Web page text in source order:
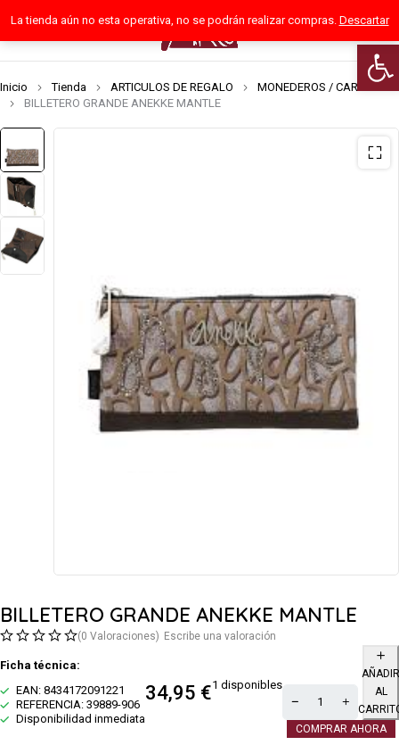
La tienda aún no esta operativa, no se podrán realizar compras. Descartar
0
Inicio Tienda ARTICULOS DE REGALO
MONEDEROS / CARTERAS
BILLETERO GRANDE ANEKKE MANTLE
BILLETERO GRANDE ANEKKE MANTLE
(0 Valoraciones) Escribe una valoración
Ficha técnica:
EAN: 8434172091221
REFERENCIA: 39889-906
Disponibilidad inmediata
34,95 €1 disponibles
AÑADIR
AL
COMPRAR AHORA